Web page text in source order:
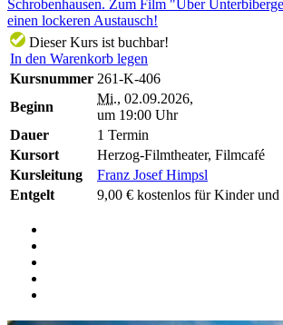
Schrobenhausen. Zum Film "Über
einen lockeren Austausch!
Dieser Kurs ist buchbar!
In den Warenkorb legen
Kursnummer 261-K-406
Beginn
Mi., 02.09.2026,
um 19:00 Uhr
Dauer
1 Termin
Kursort
Herzog-Filmtheater, Filmcafé
Kursleitung
Franz Josef Himpsl
Entgelt
9,00 € kostenlos für Kinder und